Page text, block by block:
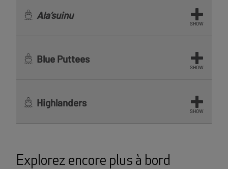
Ala’suinu
SHOW
Blue Puttees
SHOW
Highlanders
SHOW
Explorez encore plus à bord